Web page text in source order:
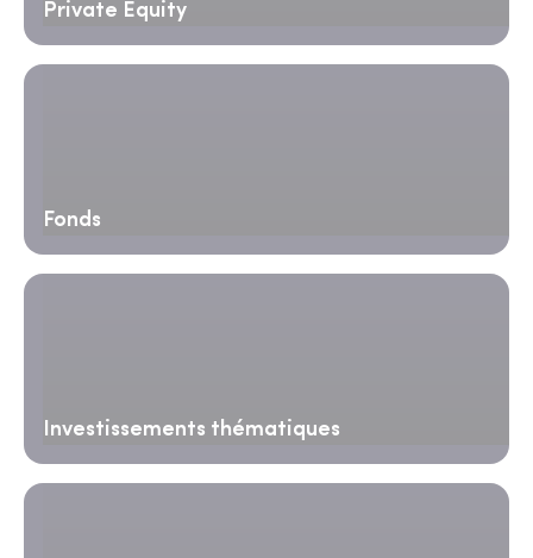
Private Equity
Fonds
Investissements thématiques